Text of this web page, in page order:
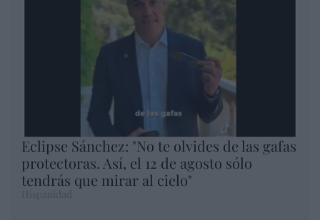
Eclipse Sánchez: "No te olvides de las gafas
protectoras. Así, el 12 de agosto sólo
tendrás que mirar al cielo"